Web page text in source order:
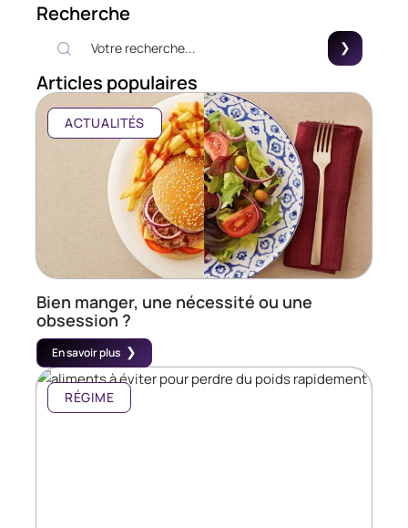
Recherche
Articles populaires
ACTUALITÉS
Bien manger, une nécessité ou une
obsession ?
En savoir plus
RÉGIME